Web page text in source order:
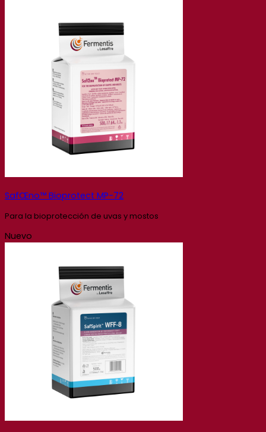
SafŒno™ Bioprotect MP-72
Para la bioprotección de uvas y mostos
Nuevo